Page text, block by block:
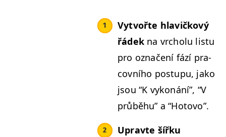
Vytvořte hlav­ičkový
řádek na vrcholu lis­tu
pro označení fází pra­
cov­ního pos­tupu, jako
jsou “K vykonání”, “V
průběhu” a“Hoto­vo”.
Upravte šířku